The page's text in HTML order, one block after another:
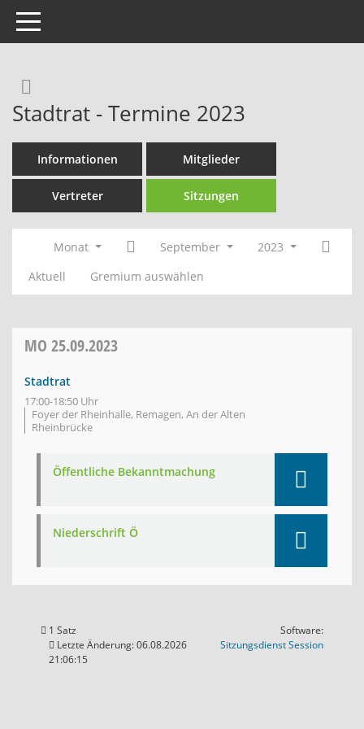
Toggle navigation
Stadtrat - Termine 2023
Informationen Mitglieder
Vertreter Sitzungen
Monat September
2023
Aktuell
Gremium auswählen
MO 25.09.2023
Stadtrat
17:00-18:50 Uhr
Foyer der Rheinhalle, Remagen, An der Alten
Rheinbrücke
Öffentliche Bekanntmachung
Niederschrift Ö
1 Satz
Letzte Änderung: 06.08.2026
21:06:15
Software:
SitzungsdienstSession(Wird in